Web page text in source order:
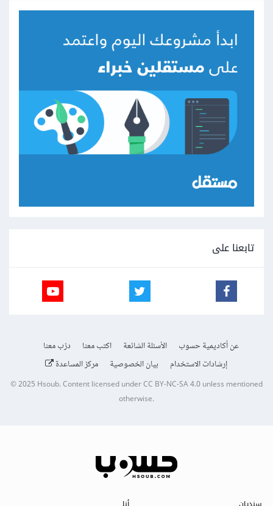
تابعنا على
عن أكاديمية حسوب الأسئلة الشائعة اكتب معنا
درّب معنا
إرشادات الاستخدام
بيان الخصوصية مركز المساعدة
© 2025Hsoub.Content licensed underCC BY-NC-SA 4.0unless mentioned
otherwise.